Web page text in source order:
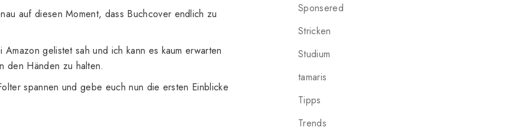
auf diesen Moment, dass Buchcover endlich zu
gelistet sah und ich kann es kaum erwarten
den Händen zu halten.
spannen und gebe euch nun die ersten Einblicke
Sponsered
Stricken
Studium
tamaris
Tipps
Trends